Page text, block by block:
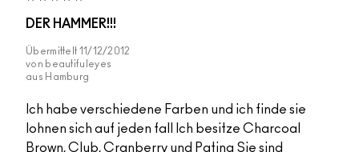
DER HAMMER!!!
Übermittelt 11/12/2012
von beautifuleyes
aus Hamburg
Ich habe verschiedene Farben und ich finde sie
lohnen sich auf jeden fall Ich besitze Charcoal
Brown, Club, Cranberry und Patina Sie sind